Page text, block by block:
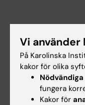
Nyheter
Kalender
Vi använder
På Karolinska
kakor för olika
Nödvändiga
fungera
Kakor för